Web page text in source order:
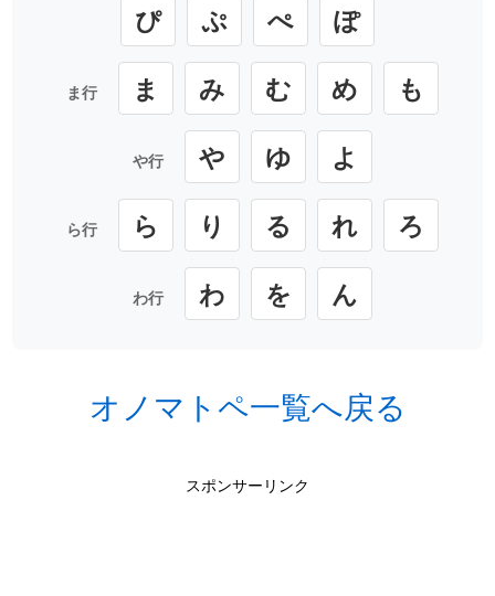
ぴ
ぷ ぺ ぽ
ま行 ま み む め も
や行 や ゆ よ
ら行 ら り る れ ろ
わ行 わ を ん
オノマトペ一覧へ戻る
スポンサーリンク